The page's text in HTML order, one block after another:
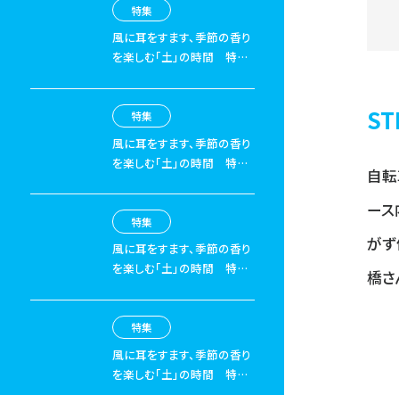
自転
ー
がず
橋さ
Chiba 2026」
特集
風に耳をすます、季節の香り
を楽しむ「土」の時間 特集
近所サイクリングへ
特集
風に耳をすます、季節の香り
を楽しむ「土」の時間 特集
ある？ 気軽に楽しむヒント
特集
風に耳をすます、季節の香り
を楽しむ「土」の時間 特集
うオフロード3選 路面の違
いを楽しもう！
特集
風に耳をすます、季節の香り
を楽しむ「土」の時間 特集